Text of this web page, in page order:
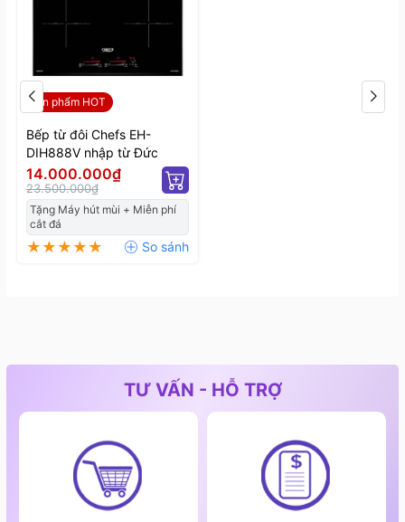
4. Tính năng của Bếp từ Chefs EH-DIH888V
- Chefs EH-DIH888V có chức năng ninh hầm tự động
món ăn cần ninh - hầm.
- Tính năng hâm nóng (Warming) ở 3 mức nhiệt độ:
65, 75 và 85 độ C: giúp nhanh chóng rã đông hoặc
hâm nóng thức ăn mà không làm mất đi dưỡng chất.
Sử dụng dễ dàng chức năng này với phím chức năng
Sản phẩm HOT
Bếp từ đôi Chefs EH-
DIH888V nhập từ Đức
14.000.000₫
23.500.000₫
Tặng Máy hút mùi + Miễn phí
cắt đá
TƯ VẤN - HỖ TRỢ